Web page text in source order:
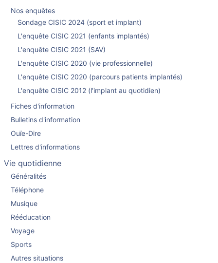
Nos enquêtes
Sondage CISIC 2024 (sport et implant)
L'enquête CISIC 2021 (enfants implantés)
L'enquête CISIC 2021 (SAV)
L'enquête CISIC 2020 (vie professionnelle)
L'enquête CISIC 2020 (parcours patients implantés)
L'enquête CISIC 2012 (l'implant au quotidien)
Fiches d'information
Bulletins d'information
Ouïe-Dire
Lettres d'informations
Vie quotidienne
Généralités
Téléphone
Musique
Rééducation
Voyage
Sports
Autres situations